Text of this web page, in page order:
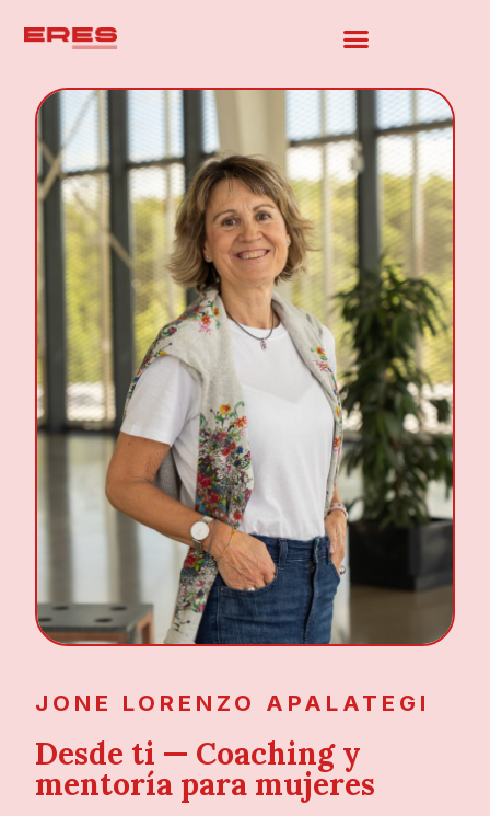
JONE LORENZO APALATEGI
Desde ti — Coaching y
mentoría para mujeres